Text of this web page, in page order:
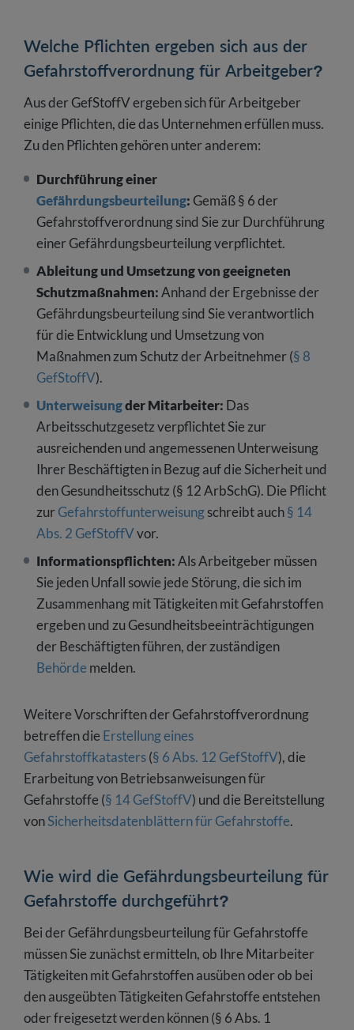
Welche Pflichten ergeben sich aus der
Gefahrstoffverordnung für Arbeitgeber?
Aus der GefStoffV ergeben sich für Arbeitgeber
einige Pflichten, die das Unternehmen erfüllen muss.
Zu den Pflichten gehören unter anderem:
Durchführung einer
Gefährdungsbeurteilung: Gemäß § 6 der
Gefahrstoffverordnung sind Sie zur Durchführung
einer Gefährdungsbeurteilung verpflichtet.
Ableitung und Umsetzung von geeigneten
Schutzmaßnahmen:Anhand der Ergebnisse der
Gefährdungsbeurteilung sind Sie verantwortlich
für die Entwicklung und Umsetzung von
Maßnahmen zum Schutz der Arbeitnehmer (§ 8
GefStoffV).
Unterweisungder Mitarbeiter: Das
Arbeitsschutzgesetz verpflichtet Sie zur
ausreichenden und angemessenen Unterweisung
Ihrer Beschäftigten in Bezug auf die Sicherheit und
den Gesundheitsschutz (§ 12 ArbSchG). Die Pflicht
zurGefahrstoffunterweisungschreibt auch§ 14
Abs. 2 GefStoffVvor.
Informationspflichten:Als Arbeitgeber müssen
Sie jeden Unfall sowie jede Störung, die sich im
Zusammenhang mit Tätigkeiten mit Gefahrstoffen
ergeben und zu Gesundheitsbeeinträchtigungen
der Beschäftigten führen, der zuständigen
Behörde melden.
Weitere Vorschriften der Gefahrstoffverordnung
betreffen die Erstellung eines
Gefahrstoffkatasters(§ 6 Abs. 12 GefStoffV), die
Erarbeitung von Betriebsanweisungen für
Gefahrstoffe (§ 14 GefStoffV) und die Bereitstellung
vonSicherheitsdatenblättern für Gefahrstoffe.
Wie wird die Gefährdungsbeurteilung für
Gefahrstoffe durchgeführt?
Bei der Gefährdungsbeurteilung für Gefahrstoffe
müssen Sie zunächst ermitteln, ob Ihre Mitarbeiter
Tätigkeiten mit Gefahrstoffen ausüben oder ob bei
den ausgeübten Tätigkeiten Gefahrstoffe entstehen
oder freigesetzt werden können (§ 6 Abs. 1